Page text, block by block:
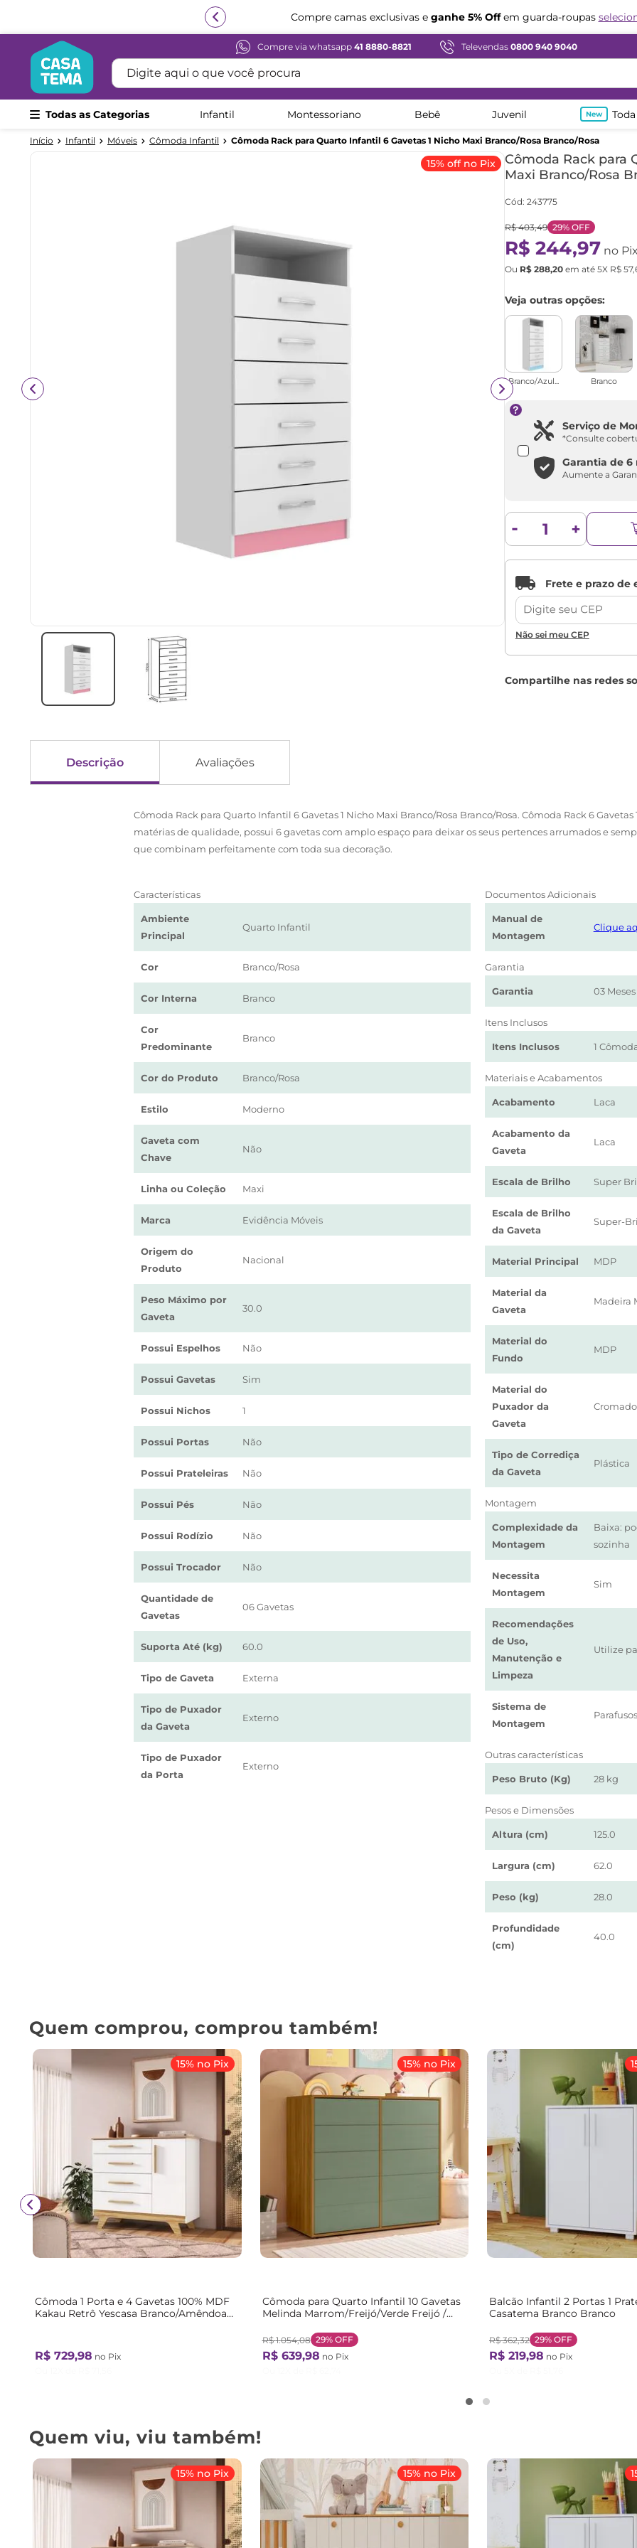
Compre camas exclusivas eganhe 5% Offem guarda-roupas
Compre em ate 12x sem juros
Compre via whatsapp 41 8880-8821 Televendas 0800 940 9040
Digite aqui o que você procura
Todas as Categorias Infantil Montessoriano Bebê Juvenil
Infantil Móveis Cômoda Infantil Cômoda Rack para Quarto Infantil 6 Gavetas 1 Nicho Maxi Branco/Rosa Branco/Rosa
15% off no Pix
Cômoda Rack para
Maxi Branco/Rosa
Cód: 243775
R$ 403,49 29%OFF
R$ 244,97 no Pix
Ou R$ 288,20em até 5X R$ 57,
Veja outras opções:
Branco/Azul... Branco
Serviço de
*Consulte
Garantia de6
Aumente a
Não sei meu CEP
Descrição Avaliações
Cômoda Rack para Quarto Infantil 6 Gavetas 1 Nicho Maxi Branco/Rosa Branco/Rosa. Cômoda Rack 6
matérias de qualidade, possui 6 gavetas com amplo espaço para deixar os seus pertences arrumados e
que combinam perfeitamente com toda sua decoração.
Características
Ambiente
Principal
Quarto Infantil
Cor Branco/Rosa
Cor Interna Branco
Cor
Predominante
Branco
Cor do Produto Branco/Rosa
Estilo Moderno
Gaveta com
Chave
Não
Linha ou Coleção Maxi
Marca Evidência Móveis
Origem do
Produto
Nacional
Peso Máximo por
Gaveta
30.0
Possui Espelhos Não
Possui Gavetas Sim
Possui Nichos 1
Possui Portas Não
Possui Prateleiras Não
Possui Pés Não
Possui Rodízio Não
Possui Trocador Não
Quantidade de
Gavetas
06 Gavetas
Suporta Até (kg) 60.0
Tipo de Gaveta Externa
Tipo de Puxador
da Gaveta
Externo
Tipo de Puxador
da Porta
Externo
Documentos Adicionais
Manual de
Montagem
Clique
Garantia
Garantia 03 Meses
Itens Inclusos
Itens Inclusos 1
Materiais e Acabamentos
Acabamento Laca
Acabamento da
Gaveta
Laca
Escala de Brilho Super
Escala de Brilho
da Gaveta
Super-
Material Principal MDP
Material da
Gaveta
Madeira
Material do
Fundo
MDP
Material do
Puxador da
Gaveta
Cromado
Tipo de Corrediça
da Gaveta
Plástica
Montagem
Complexidade da
Montagem
Baixa:
sozinha
Necessita
Montagem
Sim
Recomendações
de Uso,
Manutenção e
Limpeza
Utilize
Sistema de
Montagem
Parafusos
Outras características
Peso Bruto (Kg) 28 kg
Pesos e Dimensões
Altura (cm) 125.0
Largura (cm) 62.0
Peso (kg) 28.0
Profundidade
(cm)
40.0
Quem comprou, comprou também!
15% no Pix
Cômoda 1 Porta e 4 Gavetas 100% MDF
Kakau Retrô Yescasa Branco/Amêndoa
R$ 729,98 no Pix
15% no Pix
Cômoda para Quarto Infantil 10 Gavetas
Melinda Marrom/Freijó/Verde Freijó /
R$ 1.054,08 29%OFF
R$ 639,98 no Pix
Balcão Infantil 2 Portas 1
Casatema Branco Branco
R$ 362,32 29% OFF
R$ 219,98 no Pix
Quem viu, viu também!
15% no Pix 15% no Pix
Termos mais buscados
beliche
guarda roupa
aria
bicama